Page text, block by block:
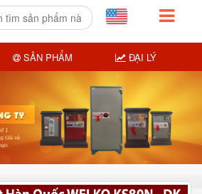
SẢN PHẨM ĐẠI LÝ